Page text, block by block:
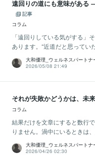
遠回りの道にも意味がある
記事
コラム
「遠回りしている気がする」
あります。“近道だと思ってい
大和優理_ウェルネスパートナ
2026/05/08 21:49
それが失敗かどうかは、未
コラム
結果だけを文章にすると数行
りません。渦中にいるときは
大和優理_ウェルネスパートナ
2026/04/26 02:30